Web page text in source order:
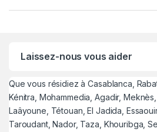
Laissez-nous vous aider
Que vous résidiez à Casablanca,
Kénitra, Mohammedia, Agadir, Meknès,
Laâyoune, Tétouan, El Jadida,
Taroudant, Nador, Taza, Khouribga,